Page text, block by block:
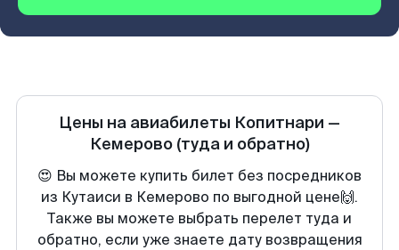
Цены на авиабилеты Копитнари —
Кемерово (туда и обратно)
😍 Вы можете купить билет без посредников
из Кутаиси в Кемерово по выгодной цене🙌.
Также вы можете выбрать перелет туда и
обратно, если уже знаете дату возвращения